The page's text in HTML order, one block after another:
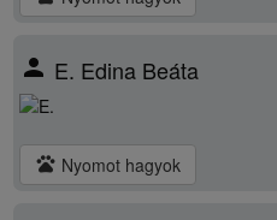
person E. Edina Beáta
pets Nyomot hagyok